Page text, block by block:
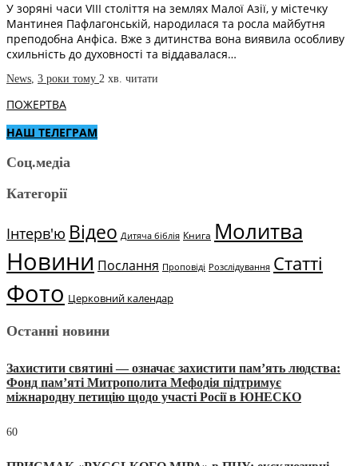
У зоряні часи VIII століття на землях Малої Азії, у містечку
Мантинея Пафлагонській, народилася та росла майбутня
преподобна Анфіса. Вже з дитинства вона виявила особливу
схильність до духовності та віддавалася…
News, 3 роки тому 2 хв. читати
ПОЖЕРТВА
НАШ ТЕЛЕГРАМ
Соц.медіа
Категорії
Інтерв'ю Відео Дитяча біблія Книга Молитва
Новини Послання Проповіді Розслідування Статті
Фото Церковний календар
Останні новини
Захистити святині — означає захистити пам’ять людства:
Фонд пам’яті Митрополита Мефодія підтримує
міжнародну петицію щодо участі Росії в ЮНЕСКО
60